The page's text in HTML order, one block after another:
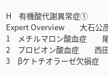
H 有機酸代謝異常症①
Expert Overview 大石公
1 メチルマロン酸血症
2 プロピオン酸血症 西田
3 βケトチオラーゼ欠損